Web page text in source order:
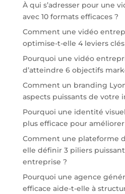
À qui s’adresser pour une
avec 10 formats efficaces ?
Comment une vidéo
optimise-t-elle 4 leviers
Pourquoi une vidéo
d’atteindre 6 objectifs
Comment un branding
aspects puissants de votre
Pourquoi une identité
plus efficace pour
Comment une plateforme
elle définir 3 piliers
entreprise ?
Pourquoi une agence
efficace aide-t-elle à